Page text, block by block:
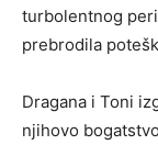
turbolentnog
prebrodila
Dragana i Toni
njihovo